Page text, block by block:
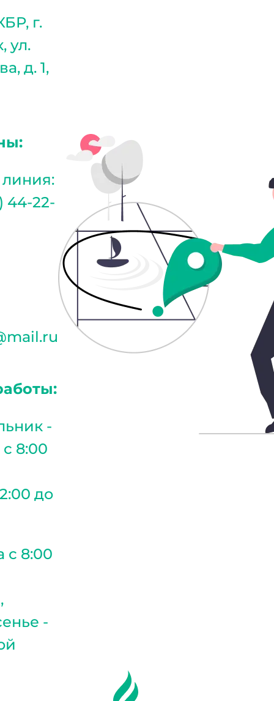
г.
ул.
д. 1,
линия:
44-22-
-
8:00
до
с 8:00
-